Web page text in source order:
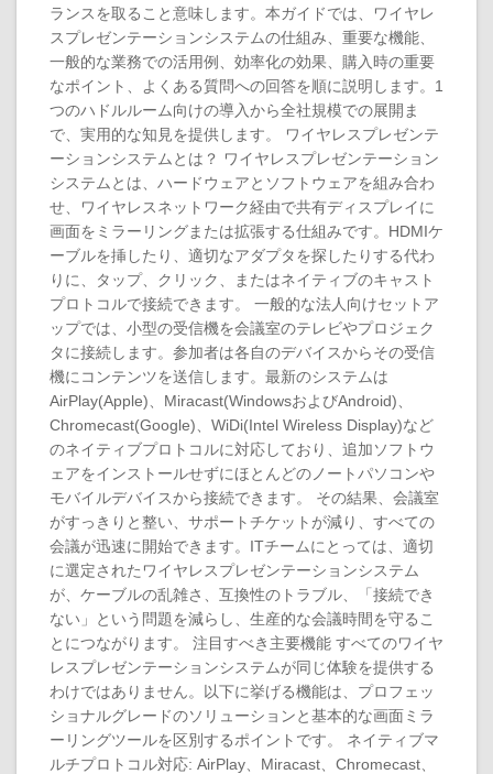
ランスを取ること意味します。本ガイドでは、ワイヤレ
スプレゼンテーションシステムの仕組み、重要な機能、
一般的な業務での活用例、効率化の効果、購入時の重要
なポイント、よくある質問への回答を順に説明します。1
つのハドルルーム向けの導入から全社規模での展開ま
で、実用的な知見を提供します。 ワイヤレスプレゼンテ
ーションシステムとは？ ワイヤレスプレゼンテーション
システムとは、ハードウェアとソフトウェアを組み合わ
せ、ワイヤレスネットワーク経由で共有ディスプレイに
画面をミラーリングまたは拡張する仕組みです。HDMIケ
ーブルを挿したり、適切なアダプタを探したりする代わ
りに、タップ、クリック、またはネイティブのキャスト
プロトコルで接続できます。 一般的な法人向けセットア
ップでは、小型の受信機を会議室のテレビやプロジェク
タに接続します。参加者は各自のデバイスからその受信
機にコンテンツを送信します。最新のシステムは
AirPlay(Apple)、Miracast(WindowsおよびAndroid)、
Chromecast(Google)、WiDi(Intel Wireless Display)など
のネイティブプロトコルに対応しており、追加ソフトウ
ェアをインストールせずにほとんどのノートパソコンや
モバイルデバイスから接続できます。 その結果、会議室
がすっきりと整い、サポートチケットが減り、すべての
会議が迅速に開始できます。ITチームにとっては、適切
に選定されたワイヤレスプレゼンテーションシステム
が、ケーブルの乱雑さ、互換性のトラブル、「接続でき
ない」という問題を減らし、生産的な会議時間を守るこ
とにつながります。 注目すべき主要機能 すべてのワイヤ
レスプレゼンテーションシステムが同じ体験を提供する
わけではありません。以下に挙げる機能は、プロフェッ
ショナルグレードのソリューションと基本的な画面ミラ
ーリングツールを区別するポイントです。 ネイティブマ
ルチプロトコル対応: AirPlay、Miracast、Chromecast、